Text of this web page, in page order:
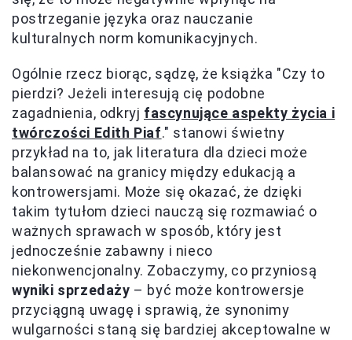
postrzeganie języka oraz nauczanie
kulturalnych norm komunikacyjnych.
Ogólnie rzecz biorąc, sądzę, że książka "Czy to
pierdzi? Jeżeli interesują cię podobne
zagadnienia, odkryj fascynujące aspekty życia i
twórczości Edith Piaf." stanowi świetny
przykład na to, jak literatura dla dzieci może
balansować na granicy między edukacją a
kontrowersjami. Może się okazać, że dzięki
takim tytułom dzieci nauczą się rozmawiać o
ważnych sprawach w sposób, który jest
jednocześnie zabawny i nieco
niekonwencjonalny. Zobaczymy, co przyniosą
wyniki sprzedaży – być może kontrowersje
przyciągną uwagę i sprawią, że synonimy
wulgarności staną się bardziej akceptowalne w